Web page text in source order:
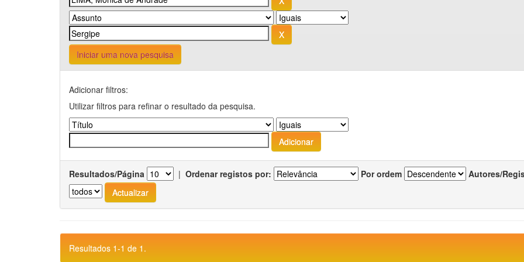
Iniciar uma nova pesquisa
Adicionar filtros:
Utilizar filtros para refinar o resultado da pesquisa.
Resultados/Página | Ordenar registos por: Por ordem Autores/
Resultados 1-1 de 1.